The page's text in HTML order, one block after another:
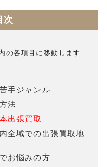
次
の各項目に移動します
手ジャンル
法
出張買取
全域での出張買取地
お悩みの方